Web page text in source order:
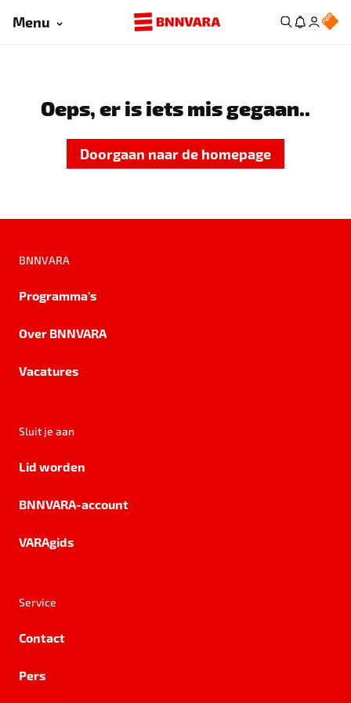
Menu
Oeps, er is iets mis gegaan..
Doorgaan naar de homepage
BNNVARA
Programma's
Over BNNVARA
Vacatures
Sluit je aan
Lid worden
BNNVARA-account
VARAgids
Service
Contact
Pers